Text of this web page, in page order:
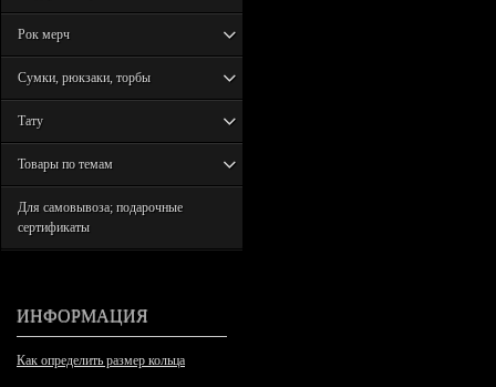
Рок мерч
Сумки, рюкзаки, торбы
Тату
Товары по темам
Для самовывоза; подарочные
сертификаты
ИНФОРМАЦИЯ
Как определить размер кольца